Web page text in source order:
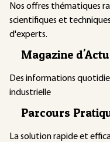
Nos offres thématiques
scientifiques et
d'experts.
Magazine
Des informations
industrielle
Parcours
La solution rapide et